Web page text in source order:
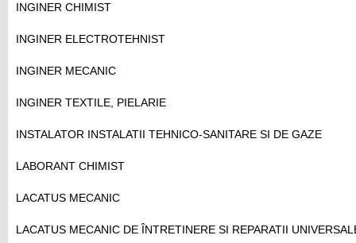
INGINER CHIMIST
INGINER ELECTROTEHNIST
INGINER MECANIC
INGINER TEXTILE, PIELARIE
INSTALATOR INSTALATII TEHNICO-SANITARE SI DE GAZE
LABORANT CHIMIST
LACATUS MECANIC
LACATUS MECANIC DE ÎNTRETINERE SI REPARATII